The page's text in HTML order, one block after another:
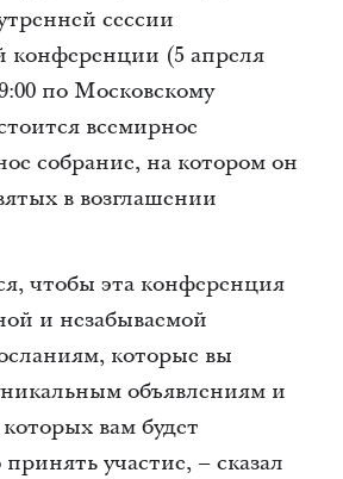
сессии
конференции (5 апреля
по Московскому
всемирное
собрание, на котором он
в возглашении
чтобы эта конференция
и незабываемой
которые вы
объявлениям и
вам будет
участие, – сказал